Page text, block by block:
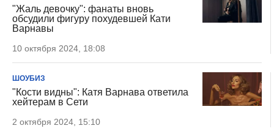
"Жаль девочку": фанаты вновь
обсудили фигуру похудевшей Кати
Варнавы
10 октября 2024, 18:08
ШОУБИЗ
"Кости видны": Катя Варнава ответила
хейтерам в Сети
2 октября 2024, 15:10